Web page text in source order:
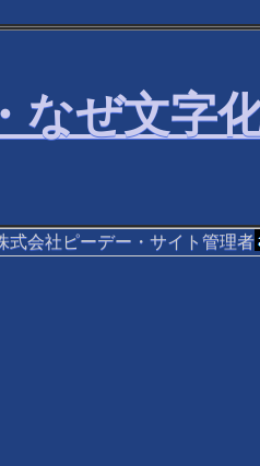
なぜ文字
式会社ピーデー・サイト管理者